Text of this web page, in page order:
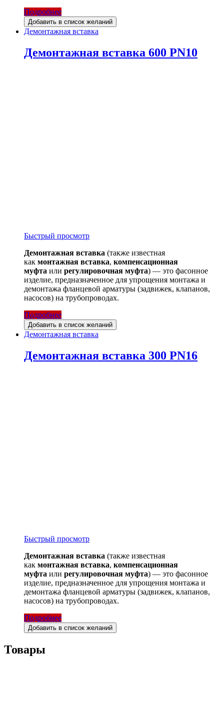
Подробнее
Добавить в список желаний
Демонтажная вставка
Демонтажная вставка 600 PN10
Быстрый просмотр
Демонтажная вставка (также известная
как монтажная вставка, компенсационная
муфта или регулировочная муфта) — это фасонное
изделие, предназначенное для упрощения монтажа и
демонтажа фланцевой арматуры (задвижек, клапанов,
насосов) на трубопроводах.
Подробнее
Добавить в список желаний
Демонтажная вставка
Демонтажная вставка 300 PN16
Быстрый просмотр
Демонтажная вставка (также известная
как монтажная вставка, компенсационная
муфта или регулировочная муфта) — это фасонное
изделие, предназначенное для упрощения монтажа и
демонтажа фланцевой арматуры (задвижек, клапанов,
насосов) на трубопроводах.
Подробнее
Добавить в список желаний
Товары